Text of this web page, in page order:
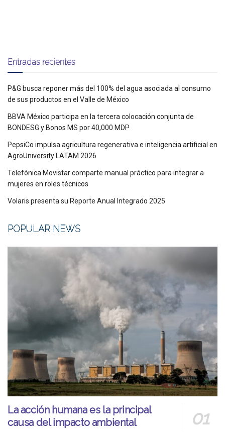
Entradas recientes
P&G busca reponer más del 100% del agua asociada al consumo
de sus productos en el Valle de México
BBVA México participa en la tercera colocación conjunta de
BONDESG y Bonos MS por 40,000 MDP
PepsiCo impulsa agricultura regenerativa e inteligencia artificial en
AgroUniversity LATAM 2026
Telefónica Movistar comparte manual práctico para integrar a
mujeres en roles técnicos
Volaris presenta su Reporte Anual Integrado 2025
POPULAR NEWS
La acción humana es la principal
causa del impacto ambiental